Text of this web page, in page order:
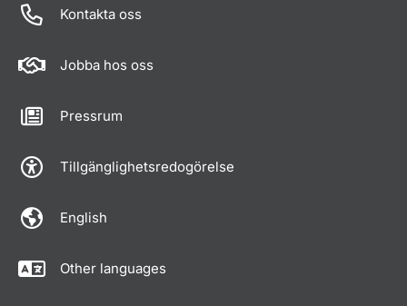
Kontakta oss
Jobba hos oss
Pressrum
Tillgänglighetsredogörelse
English
Other languages